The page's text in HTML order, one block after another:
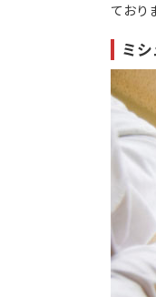
ており
ミ